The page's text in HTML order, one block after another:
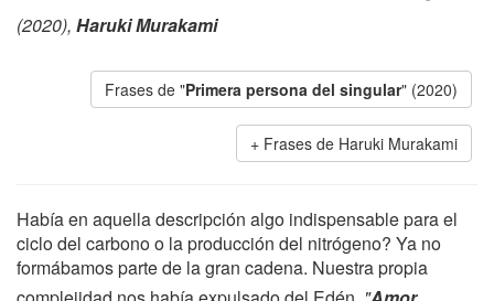
(2020), Haruki Murakami
Frases de "Primera persona del singular" (2020)
Frases de Haruki Murakami
Había en aquella descripción algo indispensable para el
ciclo del carbono o la producción del nitrógeno? Ya no
formábamos parte de la gran cadena. Nuestra propia